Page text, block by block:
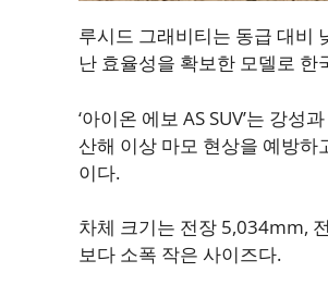
루시드 그래비티는 동급 대비
난 효율성을 확보한 모델로 한
‘아이온 에보 AS SUV’는 강
산해 이상 마모 현상을 예방하
이다.
차체 크기는 전장 5,034mm,
보다 소폭 작은 사이즈다.